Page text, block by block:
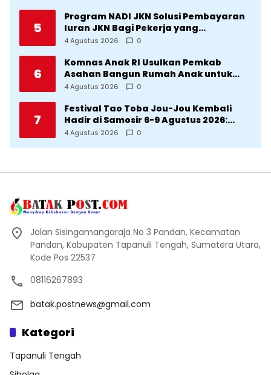
5
Program NADI JKN Solusi Pembayaran
Iuran JKN Bagi Pekerja yang
Penghasilannya Tidak Tetap
4 Agustus 2026 0
6
Komnas Anak RI Usulkan Pemkab
Asahan Bangun Rumah Anak untuk
Korban Kekerasan
4 Agustus 2026 0
7
Festival Tao Toba Jou-Jou Kembali
Hadir di Samosir 6-9 Agustus 2026:
Datang Saksikan Kemeriahan dan Raih
4 Agustus 2026 0
Jalan Sisingamangaraja No 3 Pandan, Kecamatan
Pandan, Kabupaten Tapanuli Tengah, Sumatera Utara,
Kode Pos 22537
08116267893
batak.postnews@gmail.com
Kategori
Tapanuli Tengah